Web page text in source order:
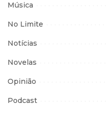
Música
No Limite
Notícias
Novelas
Opinião
Podcast